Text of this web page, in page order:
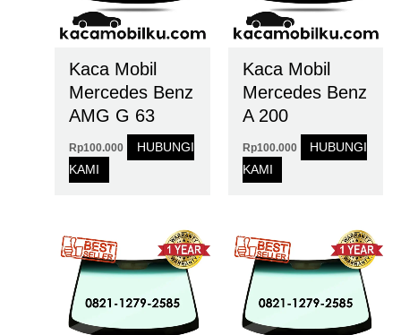
Kaca Mobil
Mercedes Benz
AMG G 63
Rp100.000
HUBUNGI
KAMI
Kaca Mobil
Mercedes Benz
A 200
Rp100.000
HUBUNGI
KAMI